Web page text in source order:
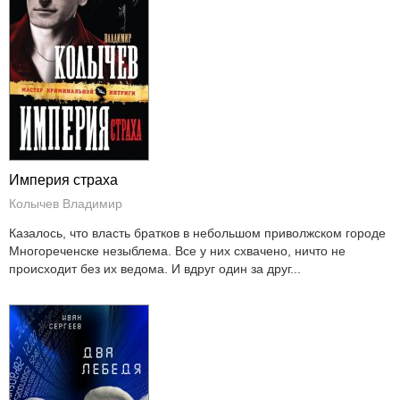
Империя страха
Колычев Владимир
Казалось, что власть братков в небольшом приволжском городе
Многореченске незыблема. Все у них схвачено, ничто не
происходит без их ведома. И вдруг один за друг...